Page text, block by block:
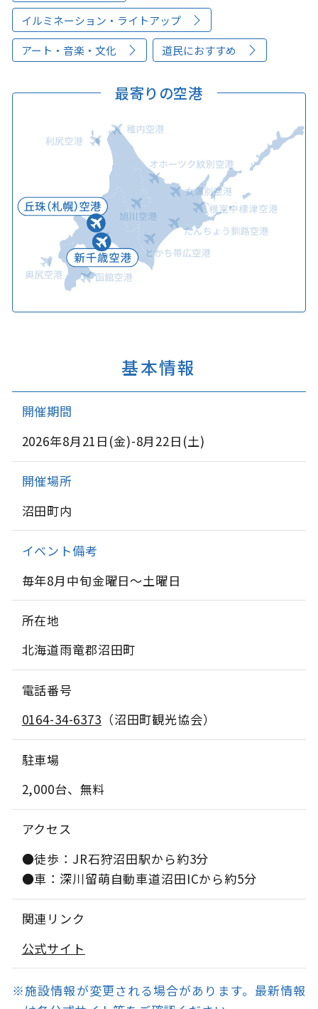
イルミネーション・ライトアップ
アート・音楽・文化 道民におすすめ
最寄りの空港
基本情報
開催期間
2026年8月21日(金)-8月22日(土)
開催場所
沼田町内
イベント備考
毎年8月中旬金曜日～土曜日
所在地
北海道雨竜郡沼田町
電話番号
0164-34-6373 （沼田町観光協会）
駐車場
2,000台、無料
アクセス
●徒歩：JR石狩沼田駅から約3分
●車：深川留萌自動車道沼田ICから約5分
関連リンク
公式サイト
※施設情報が変更される場合があります。最新情報